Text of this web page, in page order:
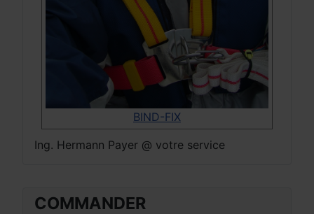
COMMANDER
BIND-FIX
Ing. Hermann Payer @ votre service